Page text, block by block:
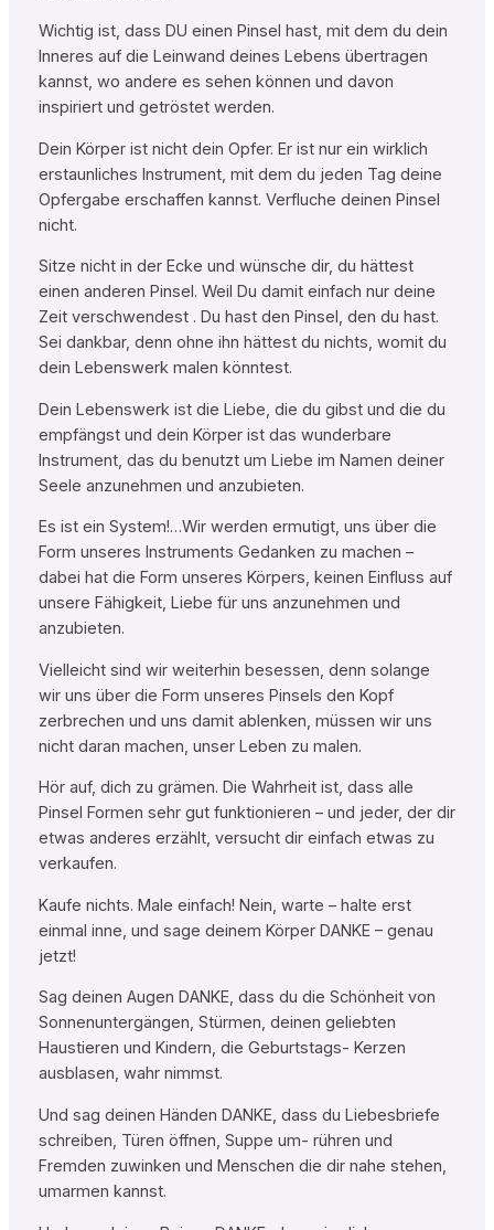
Wichtig ist, dass DU einen Pinsel hast, mit dem du dein
Inneres auf die Leinwand deines Lebens übertragen
kannst, wo andere es sehen können und davon
inspiriert und getröstet werden.
Dein Körper ist nicht dein Opfer. Er ist nur ein wirklich
erstaunliches Instrument, mit dem du jeden Tag deine
Opfergabe erschaffen kannst. Verfluche deinen Pinsel
nicht.
Sitze nicht in der Ecke und wünsche dir, du hättest
einen anderen Pinsel. Weil Du damit einfach nur deine
Zeit verschwendest . Du hast den Pinsel, den du hast.
Sei dankbar, denn ohne ihn hättest du nichts, womit du
dein Lebenswerk malen könntest.
Dein Lebenswerk ist die Liebe, die du gibst und die du
empfängst und dein Körper ist das wunderbare
Instrument, das du benutzt um Liebe im Namen deiner
Seele anzunehmen und anzubieten.
Es ist ein System!…Wir werden ermutigt, uns über die
Form unseres Instruments Gedanken zu machen –
dabei hat die Form unseres Körpers, keinen Einfluss auf
unsere Fähigkeit, Liebe für uns anzunehmen und
anzubieten.
Vielleicht sind wir weiterhin besessen, denn solange
wir uns über die Form unseres Pinsels den Kopf
zerbrechen und uns damit ablenken, müssen wir uns
nicht daran machen, unser Leben zu malen.
Hör auf, dich zu grämen. Die Wahrheit ist, dass alle
Pinsel Formen sehr gut funktionieren – und jeder, der dir
etwas anderes erzählt, versucht dir einfach etwas zu
verkaufen.
Kaufe nichts. Male einfach! Nein, warte – halte erst
einmal inne, und sage deinem Körper DANKE – genau
jetzt!
Sag deinen Augen DANKE, dass du die Schönheit von
Sonnenuntergängen, Stürmen, deinen geliebten
Haustieren und Kindern, die Geburtstags- Kerzen
ausblasen, wahr nimmst.
Und sag deinen Händen DANKE, dass du Liebesbriefe
schreiben, Türen öffnen, Suppe um- rühren und
Fremden zuwinken und Menschen die dir nahe stehen,
umarmen kannst.